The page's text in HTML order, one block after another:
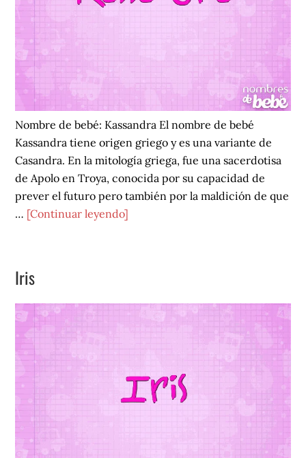
Nombre de bebé: Kassandra El nombre de bebé
Kassandra tiene origen griego y es una variante de
Casandra. En la mitología griega, fue una sacerdotisa
de Apolo en Troya, conocida por su capacidad de
prever el futuro pero también por la maldición de que
… [Continuar leyendo]
Iris